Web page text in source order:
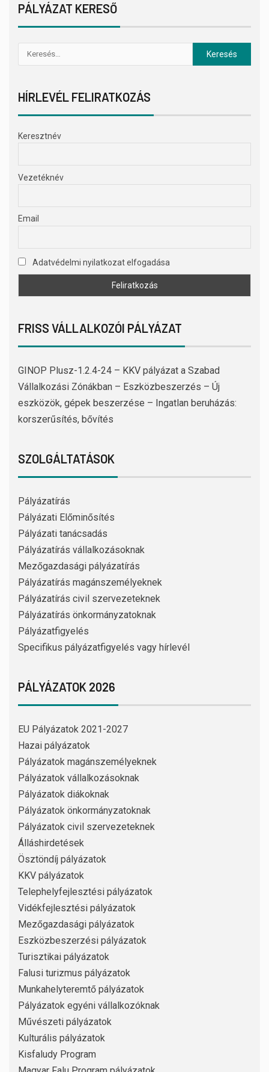
PÁLYÁZAT KERESŐ
HÍRLEVÉL FELIRATKOZÁS
Keresztnév
Vezetéknév
Email
Adatvédelmi nyilatkozat elfogadása
FRISS VÁLLALKOZÓI PÁLYÁZAT
GINOP Plusz-1.2.4-24 – KKV pályázat a Szabad
Vállalkozási Zónákban – Eszközbeszerzés – Új
eszközök, gépek beszerzése – Ingatlan beruházás:
korszerűsítés, bővítés
SZOLGÁLTATÁSOK
Pályázatírás
Pályázati Előminősítés
Pályázati tanácsadás
Pályázatírás vállalkozásoknak
Mezőgazdasági pályázatírás
Pályázatírás magánszemélyeknek
Pályázatírás civil szervezeteknek
Pályázatírás önkormányzatoknak
Pályázatfigyelés
Specifikus pályázatfigyelés vagy hírlevél
PÁLYÁZATOK 2026
EU Pályázatok 2021-2027
Hazai pályázatok
Pályázatok magánszemélyeknek
Pályázatok vállalkozásoknak
Pályázatok diákoknak
Pályázatok önkormányzatoknak
Pályázatok civil szervezeteknek
Álláshirdetések
Ösztöndíj pályázatok
KKV pályázatok
Telephelyfejlesztési pályázatok
Vidékfejlesztési pályázatok
Mezőgazdasági pályázatok
Eszközbeszerzési pályázatok
Turisztikai pályázatok
Falusi turizmus pályázatok
Munkahelyteremtő pályázatok
Pályázatok egyéni vállalkozóknak
Művészeti pályázatok
Kulturális pályázatok
Kisfaludy Program